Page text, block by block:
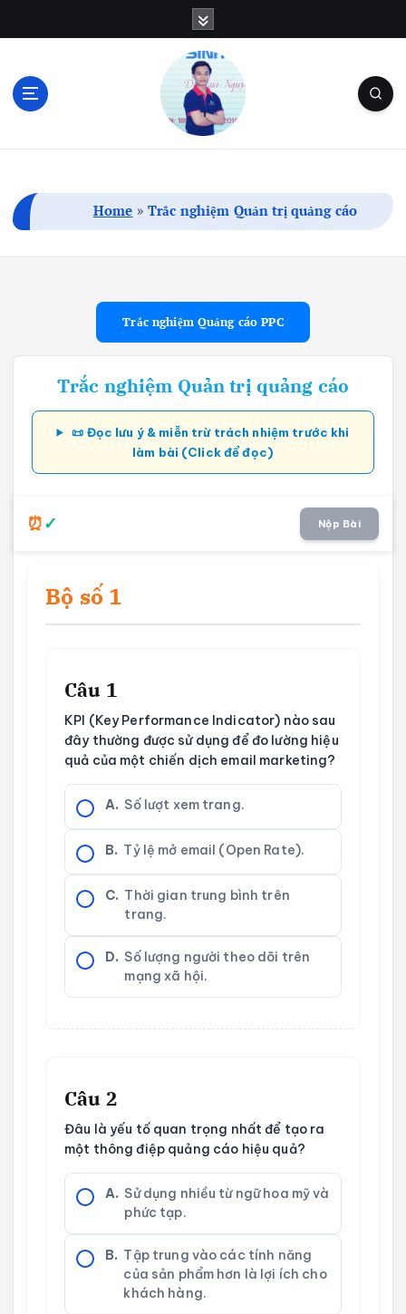
t
Home » Trắc nghiệm Quản trị quảng cáo
Trắc nghiệm Quảng cáo PPC
Trắc nghiệm Quản trị quảng cáo
📜 Đọc lưu ý & miễn trừ trách nhiệm trước khi
làm bài (Click để đọc)
Nộp Bài
Bộ số 1
Câu 1
KPI (Key Performance Indicator) nào sau
đây thường được sử dụng để đo lường hiệu
quả của một chiến dịch email marketing?
A. Số lượt xem trang.
B. Tỷ lệ mở email (Open Rate).
C. Thời gian trung bình trên
trang.
D. Số lượng người theo dõi trên
mạng xã hội.
Câu 2
Đâu là yếu tố quan trọng nhất để tạo ra
một thông điệp quảng cáo hiệu quả?
A. Sử dụng nhiều từ ngữ hoa mỹ và
phức tạp.
B. Tập trung vào các tính năng
của sản phẩm hơn là lợi ích cho
khách hàng.